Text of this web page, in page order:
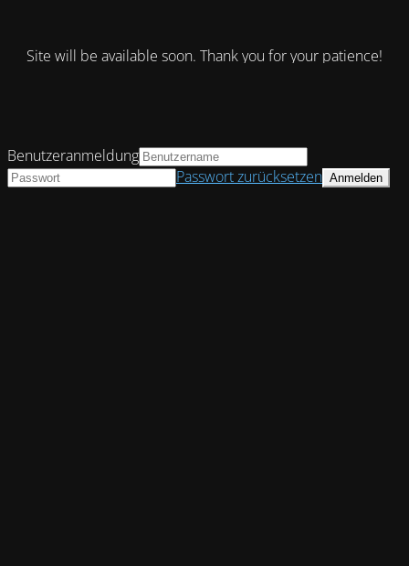
Site will be available soon. Thank you for your patience!
Benutzeranmeldung
Passwort zurücksetzen